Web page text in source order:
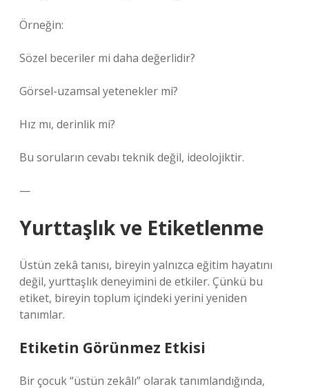
Örneğin:
Sözel beceriler mi daha değerlidir?
Görsel-uzamsal yetenekler mi?
Hız mı, derinlik mi?
Bu soruların cevabı teknik değil, ideolojiktir.
—
Yurttaşlık ve Etiketlenme
Üstün zekâ tanısı, bireyin yalnızca eğitim hayatını
değil, yurttaşlık deneyimini de etkiler. Çünkü bu
etiket, bireyin toplum içindeki yerini yeniden
tanımlar.
Etiketin Görünmez Etkisi
Bir çocuk “üstün zekâlı” olarak tanımlandığında,